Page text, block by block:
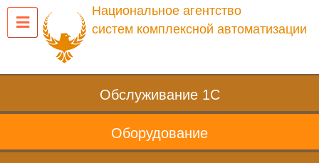
Национальное агентство
систем комплексной автоматизации
Обслуживание 1С
Оборудование